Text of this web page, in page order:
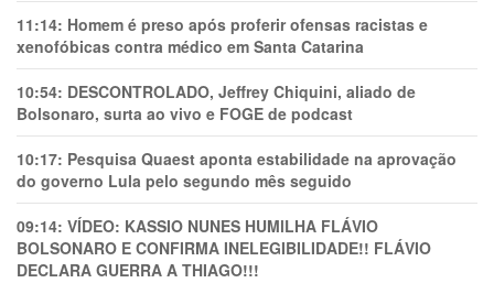
11:14: Homem é preso após proferir ofensas racistas e
xenofóbicas contra médico em Santa Catarina
10:54: DESCONTROLADO, Jeffrey Chiquini, aliado de
Bolsonaro, surta ao vivo e FOGE de podcast
10:17: Pesquisa Quaest aponta estabilidade na aprovação
do governo Lula pelo segundo mês seguido
09:14: VÍDEO: KASSIO NUNES HUMlLHA FLÁVIO
BOLSONARO E CONFIRMA INELEGIBILIDADE!! FLÁVIO
DECLARA GUERRA A THIAGO!!!